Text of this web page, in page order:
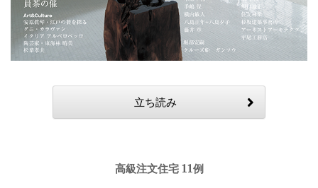
立ち読み
高級注文住宅 11例